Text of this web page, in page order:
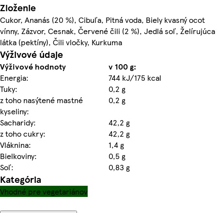
Zloženie
Cukor, Ananás (20 %), Cibuľa, Pitná voda, Biely kvasný ocot
vínny, Zázvor, Cesnak, Červené čili (2 %), Jedlá soľ, Želírujúca
látka (pektíny), Čili vločky, Kurkuma
Výživové údaje
Výživové hodnoty
v 100 g:
Energia:
744 kJ/175 kcal
Tuky:
0,2 g
z toho nasýtené mastné
kyseliny:
0,2 g
Sacharidy:
42,2 g
z toho cukry:
42,2 g
Vláknina:
1,4 g
Bielkoviny:
0,5 g
Soľ:
0,83 g
Kategória
Vhodné pre vegetariánov